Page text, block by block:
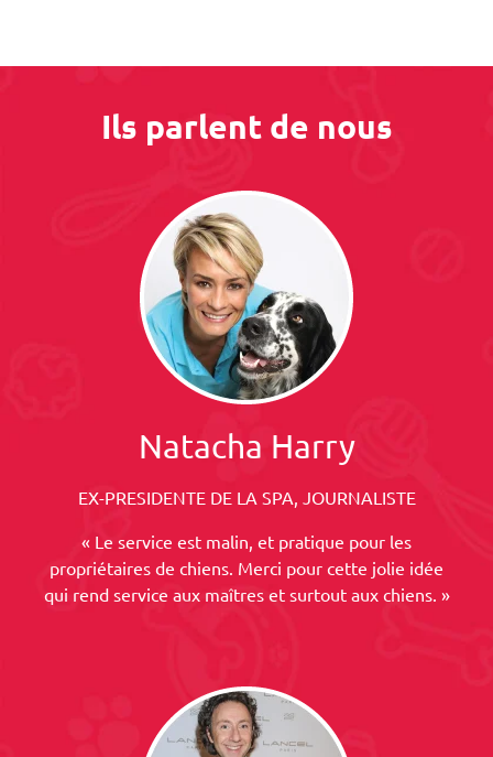
Ils parlent de nous
Natacha Harry
EX-PRESIDENTE DE LA SPA, JOURNALISTE
« Le service est malin, et pratique pour les
propriétaires de chiens. Merci pour cette jolie idée
qui rend service aux maîtres et surtout aux chiens. »